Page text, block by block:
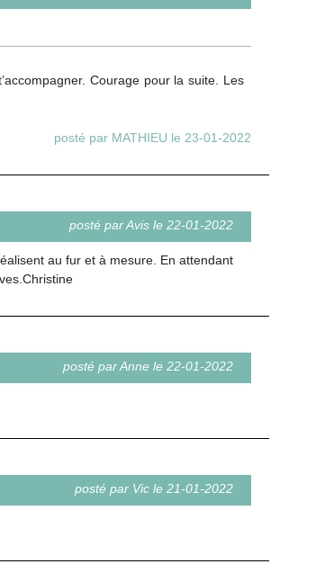
Courage pour la suite. Les
posté par MATHIEU le 23-01-2022
posté par Avis le 22-01-2022
au fur et à mesure. En attendant
posté par Anne le 22-01-2022
posté par Vic le 21-01-2022